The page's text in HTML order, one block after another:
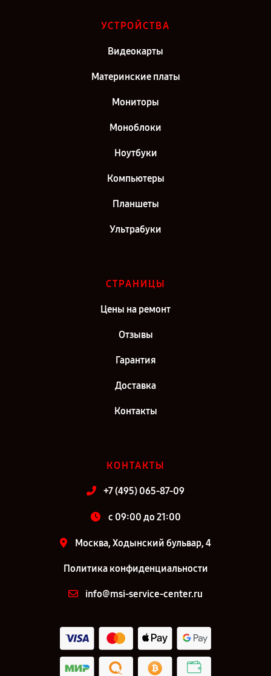
г. Екатеринбург
Ремонт видеокарты MSI Radeon RX 7900 XT GAMING TRIO CLASSIC в
Ремонт видеокарты MSI Radeon RX 7900 XT GAMING TRIO CLASSIC в
г. Санкт-Петербург
УСТРОЙСТВА
Видеокарты
Материнские платы
Мониторы
Моноблоки
Ноутбуки
Компьютеры
Планшеты
Ультрабуки
СТРАНИЦЫ
Цены на ремонт
Отзывы
Гарантия
Доставка
Контакты
КОНТАКТЫ
+7 (495) 065-87-09
c 09:00 до 21:00
Москва, Ходынский бульвар, 4
Политика конфиденциальности
info@msi-service-center.ru